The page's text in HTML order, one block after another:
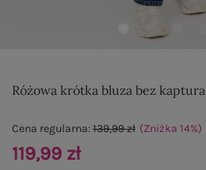
Różowa krótka bluza bez kaptura
Cena regularna:139,99 zł (Zniżka 14%)
119,99 zł